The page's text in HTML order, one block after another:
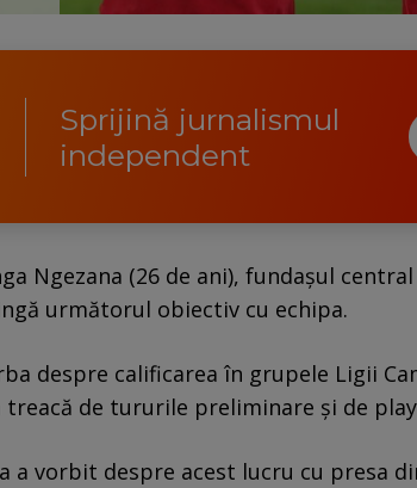
Sprijină jurnalismul
independent
Ngezana (26 de ani), fundașul
următorul obiectiv cu echipa.
despre calificarea în grupele Ligii
treacă de tururile preliminare și de
a vorbit despre acest lucru cu presa